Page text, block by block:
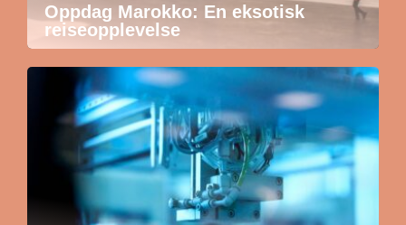
Oppdag Marokko: En eksotisk
reiseopplevelse